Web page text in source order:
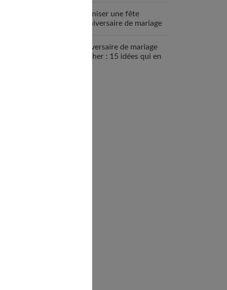
Organiser une fête
d’anniversaire de mariage
Anniversaire de mariage
pas cher : 15 idées qui en